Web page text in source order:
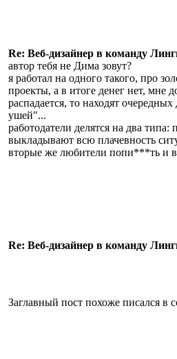
Re: Веб-дизайнер в команду
автор тебя не Дима зовут?
я работал на одного такого, про
проекты, а в итоге денег нет, мне
распадается, то находят
ушей"...
работодатели делятся на два
выкладывают всю плачевность
вторые же любители попи***ть и
Re: Веб-дизайнер в команду
Заглавный пост похоже писался в